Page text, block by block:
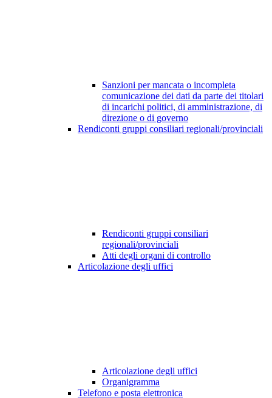
Sanzioni per mancata o incompleta
comunicazione dei dati da parte dei titolari
di incarichi politici, di amministrazione, di
direzione o di governo
Rendiconti gruppi consiliari regionali/provinciali
Rendiconti gruppi consiliari
regionali/provinciali
Atti degli organi di controllo
Articolazione degli uffici
Articolazione degli uffici
Organigramma
Telefono e posta elettronica